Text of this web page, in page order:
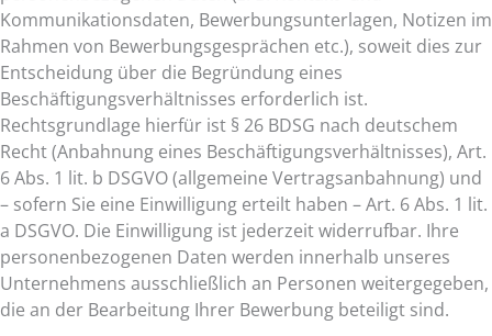
Kommunikationsdaten, Bewerbungsunterlagen, Notizen im
Rahmen von Bewerbungsgesprächen etc.), soweit dies zur
Entscheidung über die Begründung eines
Beschäftigungsverhältnisses erforderlich ist.
Rechtsgrundlage hierfür ist § 26 BDSG nach deutschem
Recht (Anbahnung eines Beschäftigungsverhältnisses), Art.
6 Abs. 1 lit. b DSGVO (allgemeine Vertragsanbahnung) und
– sofern Sie eine Einwilligung erteilt haben – Art. 6 Abs. 1 lit.
a DSGVO. Die Einwilligung ist jederzeit widerrufbar. Ihre
personenbezogenen Daten werden innerhalb unseres
Unternehmens ausschließlich an Personen weitergegeben,
die an der Bearbeitung Ihrer Bewerbung beteiligt sind.